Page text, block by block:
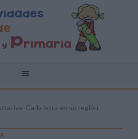
Cada letra en su reglón